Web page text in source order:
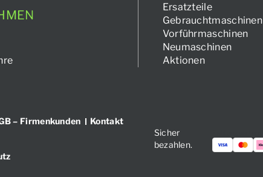
Ersatzteile
Gebrauchtmaschinen
Vorführmaschinen
Neumaschinen
Aktionen
– Firmenkunden Kontakt
Sicher
bezahlen.